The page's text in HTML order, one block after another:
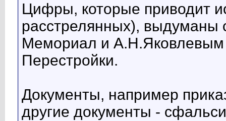
Цифры, которые приводит
расстрелянных), выдуманы
Мемориал и А.Н.Яковлевым
Перестройки.
Документы, например
другие документы -